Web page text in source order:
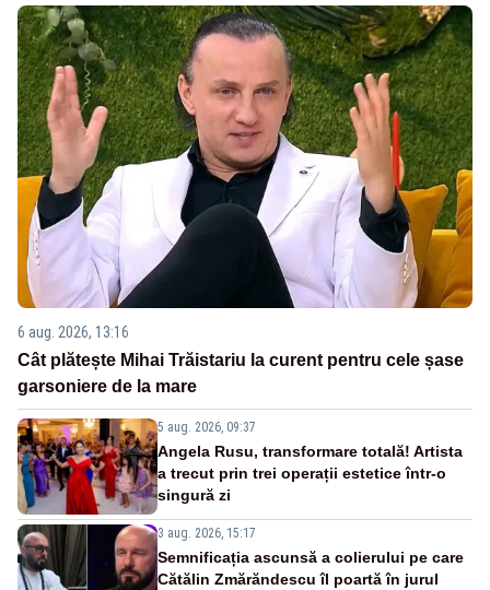
6 aug. 2026, 13:16
Cât plătește Mihai Trăistariu la curent pentru cele șase
garsoniere de la mare
5 aug. 2026, 09:37
Angela Rusu, transformare totală! Artista
a trecut prin trei operații estetice într-o
singură zi
3 aug. 2026, 15:17
Semnificația ascunsă a colierului pe care
Cătălin Zmărăndescu îl poartă în jurul